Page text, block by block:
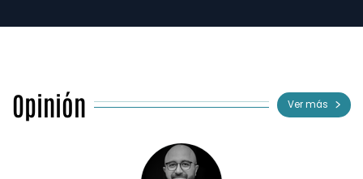
Opinión Ver más